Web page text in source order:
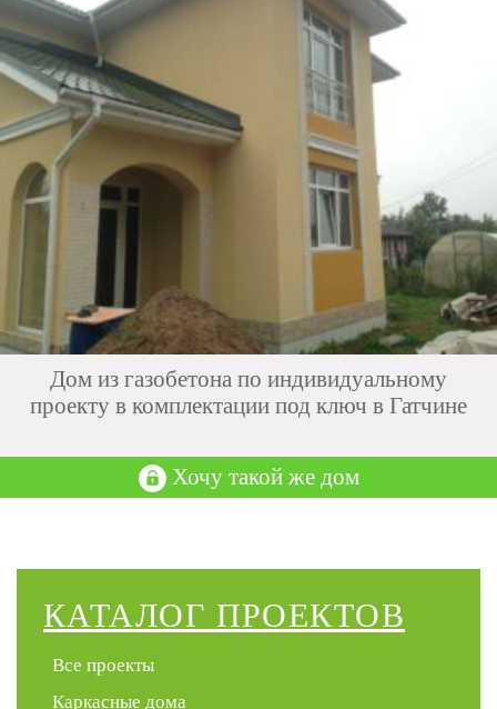
Дом из газобетона по индивидуальному
проекту в комплектации под ключ в Гатчине
Хочу такой же дом
КАТАЛОГ ПРОЕКТОВ
Все проекты
Каркасные дома